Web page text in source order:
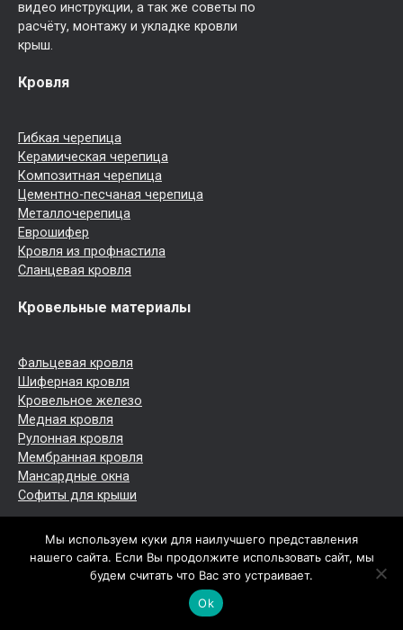
видео инструкции, а так же советы по
расчёту, монтажу и укладке кровли
крыш.
Кровля
Гибкая черепица
Керамическая черепица
Композитная черепица
Цементно-песчаная черепица
Металлочерепица
Еврошифер
Кровля из профнастила
Сланцевая кровля
Кровельные материалы
Фальцевая кровля
Шиферная кровля
Кровельное железо
Медная кровля
Рулонная кровля
Мембранная кровля
Мансардные окна
Софиты для крыши
© 2026
Обращаем ваше внимание на то, что данный интернет-
ресурс носит исключительно информационный характер.
Все торговые марки принадлежат их владельцам. Все
Мы используем куки для наилучшего представления
нашего сайта. Если Вы продолжите использовать сайт, мы
будем считать что Вас это устраивает.
Ok